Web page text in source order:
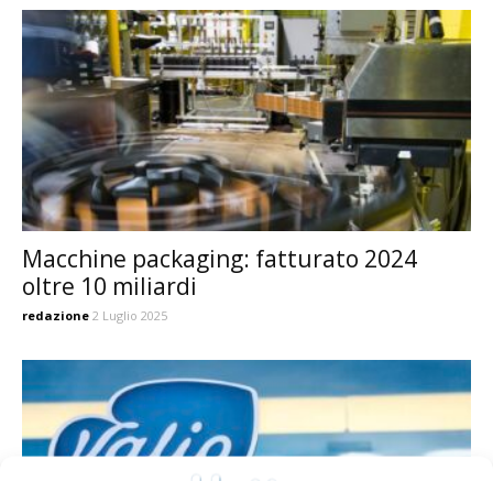
Macchine packaging: fatturato 2024
oltre 10 miliardi
redazione 2 Luglio 2025